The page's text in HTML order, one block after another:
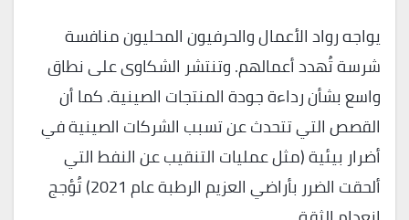
يواجه رواد الأعمال والحرفيون المحليون منافسة
شرسة تُهدد أعمالهم. وتنتشر الشكاوى على نطاق
واسع بشأن رداءة جودة المنتجات الصينية. كما أن
القصص التي تتحدث عن تسبب الشركات الصينية في
أضرار بيئية (مثل عمليات التنقيب عن النفط التي
ألحقت الضرر بأراضي العزيم الرطبة عام 2021) تُؤجج